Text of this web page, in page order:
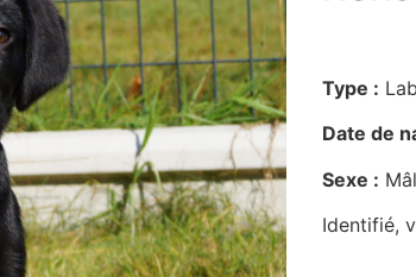
Type :
Date de
Sexe :
Identifié,